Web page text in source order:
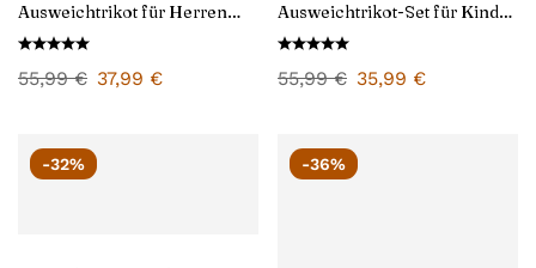
Ausweichtrikot für Herren
2024/25
55,99€ 37,99 €
Ausweichtrikot-Set für Kinder
2024/25
55,99€ 35,99 €
-32% -36%